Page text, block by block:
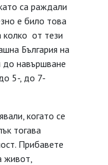
са раждали
е било това
колко от тези
България на
навършване
5-, до 7-
когато се
тогава
Прибавете
живот,